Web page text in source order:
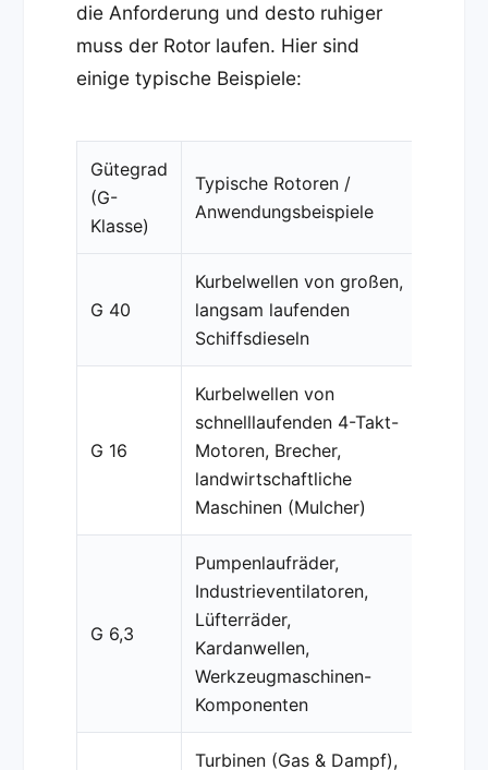
die Anforderung und desto ruhiger
muss der Rotor laufen. Hier sind
einige typische Beispiele:
Gütegrad
(G-
Klasse)
Typische Rotoren /
Anwendungsbeispiele
G 40
Kurbelwellen von großen,
langsam laufenden
Schiffsdieseln
G 16
Kurbelwellen von
schnelllaufenden 4-Takt-
Motoren, Brecher,
landwirtschaftliche
Maschinen (Mulcher)
G 6,3
Pumpenlaufräder,
Industrieventilatoren,
Lüfterräder,
Kardanwellen,
Werkzeugmaschinen-
Komponenten
Turbinen (Gas & Dampf),